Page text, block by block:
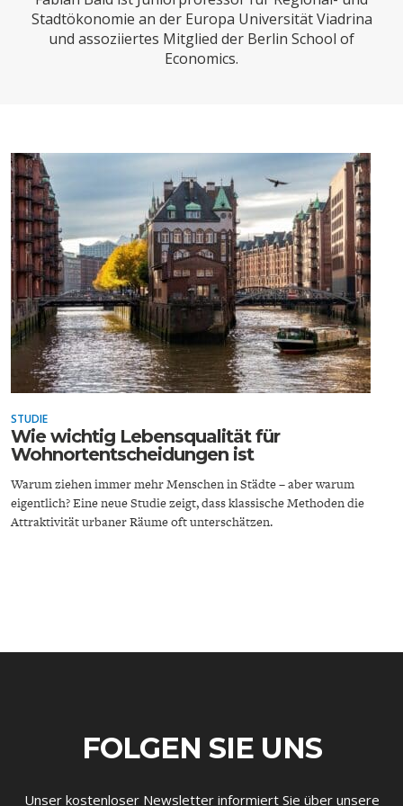
SUCHE
ABO/LOGIN
ECONOMISTS FOR FUTURE
DEUTSCHLAND
Stadtökonomie an der Europa Universität Viadrina
und assoziiertes Mitglied der Berlin School of
Economics.
STUDIE
Wie wichtig Lebensqualität für
Wohnortentscheidungen ist
Warum ziehen immer mehr Menschen in Städte – aber warum
eigentlich? Eine neue Studie zeigt, dass klassische Methoden die
Attraktivität urbaner Räume oft unterschätzen.
FOLGEN SIE UNS
Unser kostenloser Newsletter informiert Sie über unsere